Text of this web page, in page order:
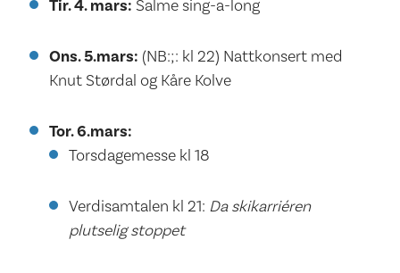
Tir. 4. mars: Salme sing-a-long
Ons. 5.mars: (NB:;: kl 22) Nattkonsert med
Knut Størdal og Kåre Kolve
Tor. 6.mars:
Torsdagemesse kl 18
Verdisamtalen kl 21: Da skikarriéren
plutselig stoppet